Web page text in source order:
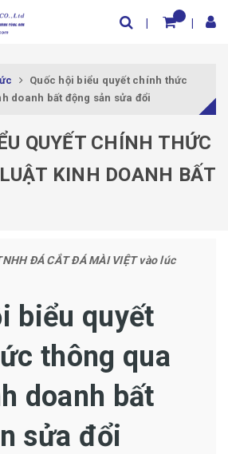
Quốc hội biểu quyết chính thức
doanh bất động sản sửa đổi
QUYẾT CHÍNH THỨC
KINH DOANH BẤT
ĐÁ CẮT ĐÁ MÀI VIỆTvào lúc
biểu quyết
thông qua
doanh bất
sửa đổi